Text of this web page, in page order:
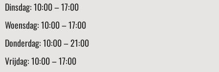
Dinsdag: 10:00 – 17:00
Woensdag: 10:00 – 17:00
Donderdag: 10:00 – 21:00
Vrijdag: 10:00 – 17:00